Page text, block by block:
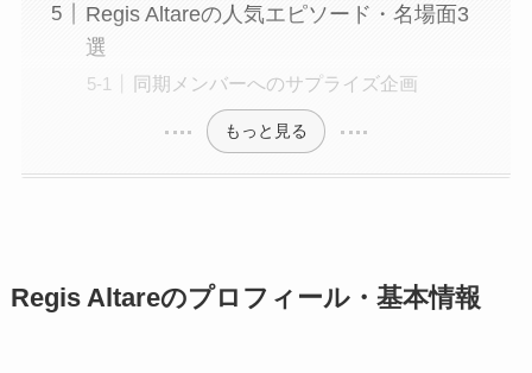
Regis Altareの人気エピソード・名場面3
選
同期メンバーへのサプライズ企画
もっと見る
Regis Altareのプロフィール・基本情報